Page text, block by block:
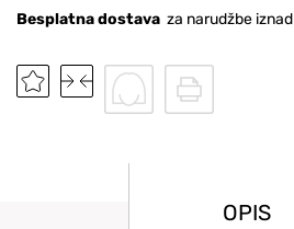
Besplatna dostava za narudžbe iznad
OPIS